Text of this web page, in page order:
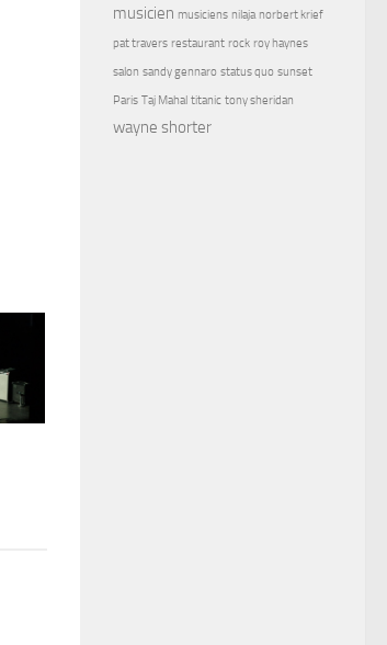
musicien musiciens nilaja norbert krief
pat travers restaurant rock roy haynes
salon sandy gennaro status quo sunset
Paris Taj Mahal titanic tony sheridan
wayne shorter